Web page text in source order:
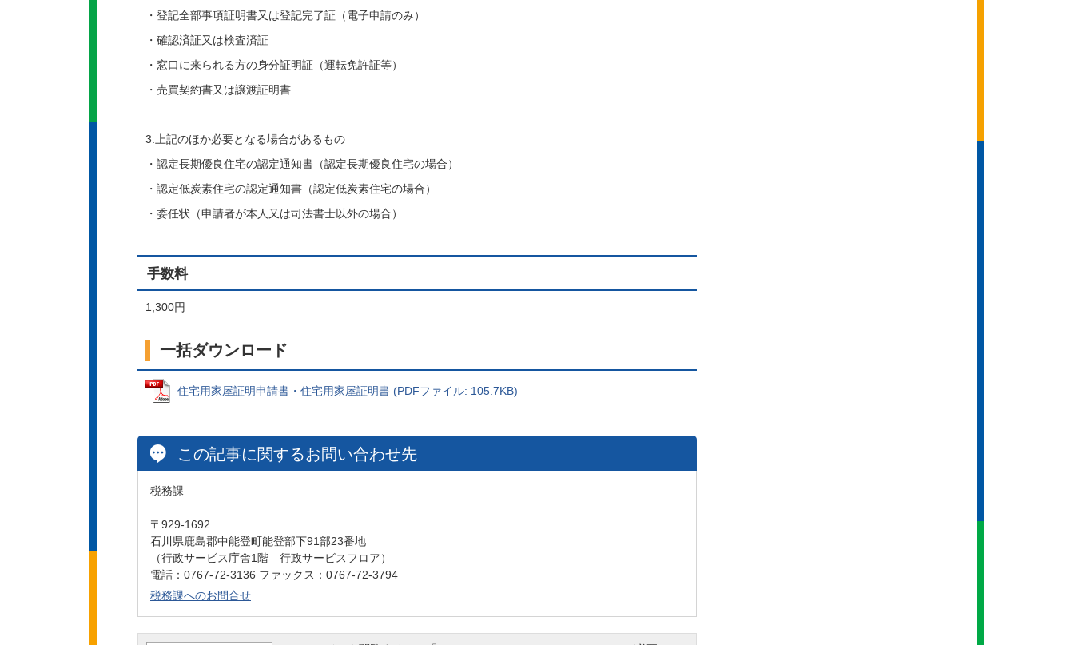
・登記全部事項証明書又は登記完了証（電子申請のみ）
・確認済証又は検査済証
・窓口に来られる方の身分証明証（運転免許証等）
・売買契約書又は譲渡証明書
3.上記のほか必要となる場合があるもの
・認定長期優良住宅の認定通知書（認定長期優良住宅の場合）
・認定低炭素住宅の認定通知書（認定低炭素住宅の場合）
・委任状（申請者が本人又は司法書士以外の場合）
手数料
1,300円
一括ダウンロード
住宅用家屋証明申請書・住宅用家屋証明書 (PDFファイル: 105.7KB)
この記事に関するお問い合わせ先
税務課
〒929-1692
石川県鹿島郡中能登町能登部下91部23番地
（行政サービス庁舎1階 行政サービスフロア）
電話：0767-72-3136 ファックス：0767-72-3794
税務課へのお問合せ